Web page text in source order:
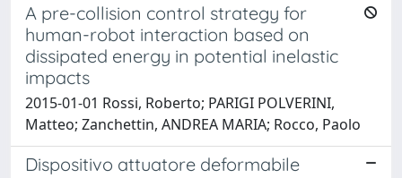
A pre-collision control strategy for
human-robot interaction based on
dissipated energy in potential inelastic
impacts
2015-01-01 Rossi, Roberto; PARIGI POLVERINI,
Matteo; Zanchettin, ANDREA MARIA; Rocco, Paolo
Dispositivo attuatore deformabile